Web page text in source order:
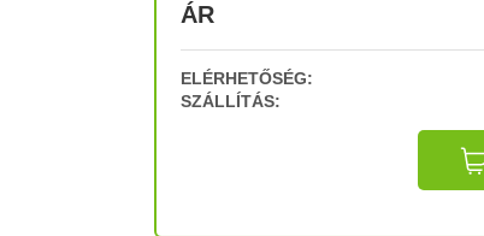
ÁR
ELÉRHETŐSÉG:
SZÁLLÍTÁS: